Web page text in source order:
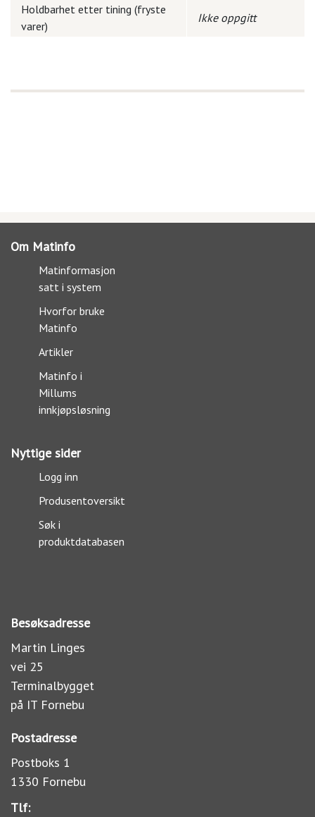
Holdbarhet etter tining (fryste
varer)
Ikke oppgitt
Om Matinfo
Matinformasjon
satt i system
Hvorfor bruke
Matinfo
Artikler
Matinfo i
Millums
innkjøpsløsning
Nyttige sider
Logg inn
Produsentoversikt
Søk i
produktdatabasen
Besøksadresse
Martin Linges
vei 25
Terminalbygget
på IT Fornebu
Postadresse
Postboks 1
1330 Fornebu
Tlf: